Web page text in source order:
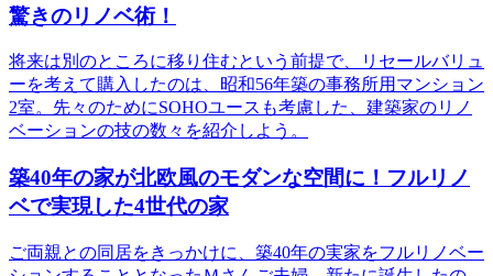
驚きのリノベ術！
将来は別のところに移り住むという前提で、リセールバリュ
ーを考えて購入したのは、昭和56年築の事務所用マンション
2室。先々のためにSOHOユースも考慮した、建築家のリノ
ベーションの技の数々を紹介しよう。
築40年の家が北欧風のモダンな空間に！フルリノ
ベで実現した4世代の家
ご両親との同居をきっかけに、築40年の実家をフルリノベー